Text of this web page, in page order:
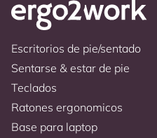
Escritorios de pie/sentado
Sentarse & estar de pie
Teclados
Ratones ergonomicos
Base para laptop